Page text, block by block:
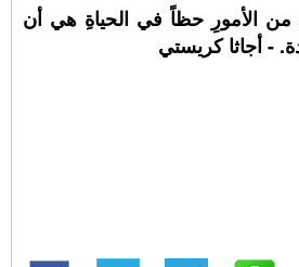
الأمورِ حظاً في الحياةِ هي أن
- أجاثا كريستي